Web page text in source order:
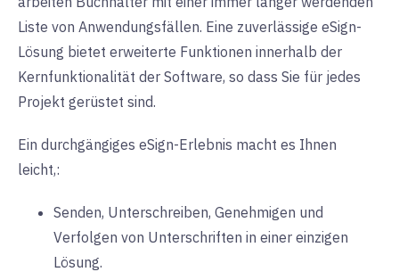
Liste von Anwendungsfällen. Eine zuverlässige eSign-
Lösung bietet erweiterte Funktionen innerhalb der
Kernfunktionalität der Software, so dass Sie für jedes
Projekt gerüstet sind.
Ein durchgängiges eSign-Erlebnis macht es Ihnen
leicht,:
Senden, Unterschreiben, Genehmigen und
Verfolgen von Unterschriften in einer einzigen
Lösung.